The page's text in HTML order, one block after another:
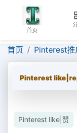
首页
首页 Pinterest推
Pinterest
Pinterest like|赞